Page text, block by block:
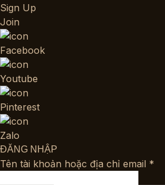
Sign Up
Join
Facebook
Youtube
Pinterest
Zalo
ĐĂNG NHẬP
Tên tài khoản hoặc địa chỉ email *